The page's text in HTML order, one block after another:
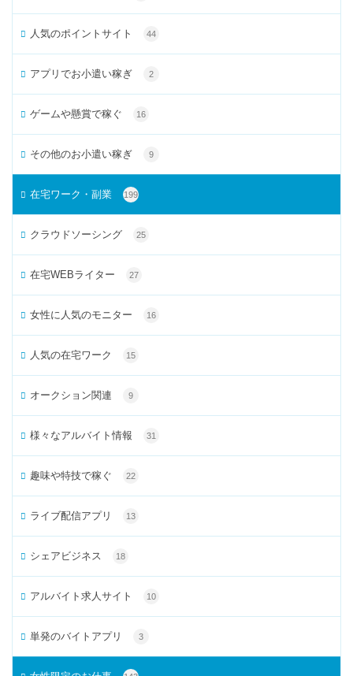
人気のポイントサイト 44
アプリでお小遣い稼ぎ 2
ゲームや懸賞で稼ぐ 16
その他のお小遣い稼ぎ 9
在宅ワーク・副業 199
クラウドソーシング 25
在宅WEBライター 27
女性に人気のモニター 16
人気の在宅ワーク 15
オークション関連 9
様々なアルバイト情報 31
趣味や特技で稼ぐ 22
ライブ配信アプリ 13
シェアビジネス 18
アルバイト求人サイト 10
単発のバイトアプリ 3